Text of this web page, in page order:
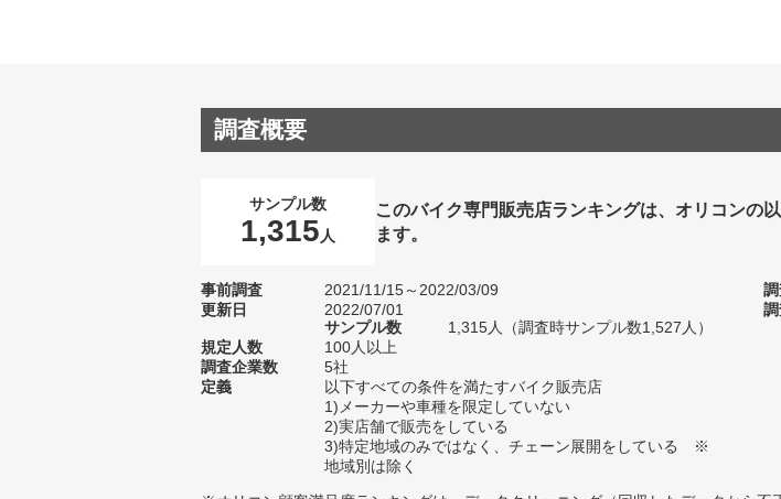
調査概要
サンプル数
1,315 人
このバイク専門販売店ランキングは、オリコンの
ます。
事前調査
2021/11/15～2022/03/09
更新日
2022/07/01
サンプル数
1,315人（調査時サンプル数1,527人）
規定人数
100人以上
調査企業数
5社
定義
以下すべての条件を満たすバイク販売店
1)メーカーや車種を限定していない
2)実店舗で販売をしている
3)特定地域のみではなく、チェーン展開をしている ※
地域別は除く